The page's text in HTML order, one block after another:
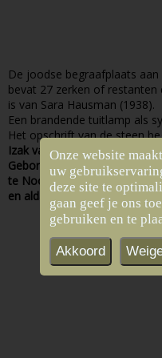
De joodse begraafplaats
bevat 27 zerken of
is van Sara Hausman (1938).
Een brandende tuitlamp als
Het opschrift van de steen
Izak van der Laan
Geboren 13 juni 1813
te Noordbroek
en aldaar overleden op 1 mei
Onze website
uw
deze site te
gaan geef je ons
gebruiken en te
Akkoord